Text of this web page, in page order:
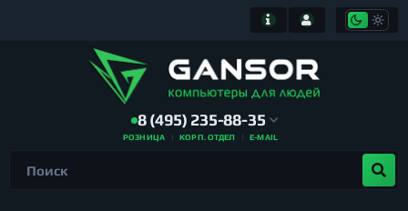
8 (495) 235-88-35
РОЗНИЦА КОРП. ОТДЕЛ E-MAIL